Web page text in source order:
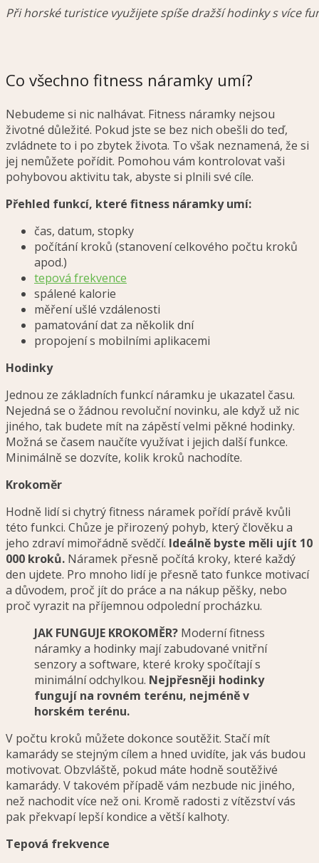
Při horské turistice využijete spíše dražší hodinky s více
Co všechno fitness náramky umí?
Nebudeme si nic nalhávat. Fitness náramky nejsou
životné důležité. Pokud jste se bez nich obešli do teď,
zvládnete to i po zbytek života. To však neznamená, že si
jej nemůžete pořídit. Pomohou vám kontrolovat vaši
pohybovou aktivitu tak, abyste si plnili své cíle.
Přehled funkcí, které fitness náramky umí:
čas, datum, stopky
počítání kroků (stanovení celkového počtu kroků
apod.)
tepová frekvence
spálené kalorie
měření ušlé vzdálenosti
pamatování dat za několik dní
propojení s mobilními aplikacemi
Hodinky
Jednou ze základních funkcí náramku je ukazatel času.
Nejedná se o žádnou revoluční novinku, ale když už nic
jiného, tak budete mít na zápěstí velmi pěkné hodinky.
Možná se časem naučíte využívat i jejich další funkce.
Minimálně se dozvíte, kolik kroků nachodíte.
Krokoměr
Hodně lidí si chytrý fitness náramek pořídí právě kvůli
této funkci. Chůze je přirozený pohyb, který člověku a
jeho zdraví mimořádně svědčí. Ideálně byste měli ujít 10
000 kroků. Náramek přesně počítá kroky, které každý
den ujdete. Pro mnoho lidí je přesně tato funkce motivací
a důvodem, proč jít do práce a na nákup pěšky, nebo
proč vyrazit na příjemnou odpolední procházku.
JAK FUNGUJE KROKOMĚR? Moderní fitness
náramky a hodinky mají zabudované vnitřní
senzory a software, které kroky spočítají s
minimální odchylkou. Nejpřesněji hodinky
fungují na rovném terénu, nejméně v
horském terénu.
V počtu kroků můžete dokonce soutěžit. Stačí mít
kamarády se stejným cílem a hned uvidíte, jak vás budou
motivovat. Obzvláště, pokud máte hodně soutěživé
kamarády. V takovém případě vám nezbude nic jiného,
než nachodit více než oni. Kromě radosti z vítězství vás
pak překvapí lepší kondice a větší kalhoty.
Tepová frekvence